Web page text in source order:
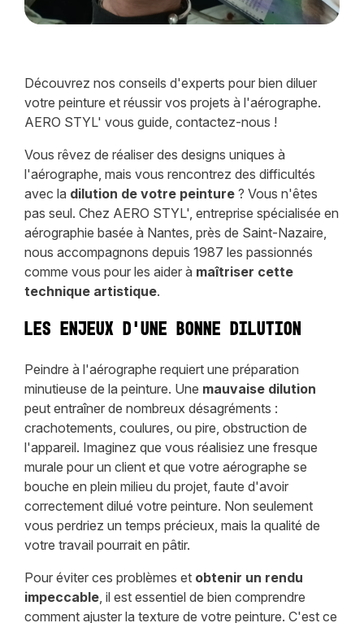
Découvrez nos conseils d'experts pour bien diluer
votre peinture et réussir vos projets à l'aérographe.
AERO STYL' vous guide, contactez-nous !
Vous rêvez de réaliser des designs uniques à
l'aérographe, mais vous rencontrez des difficultés
avec la dilution de votre peinture? Vous n'êtes
pas seul. Chez AERO STYL', entreprise spécialisée en
aérographie basée à Nantes, près de Saint-Nazaire,
nous accompagnons depuis 1987 les passionnés
comme vous pour les aider à maîtriser cette
technique artistique.
Les enjeux d'une bonne dilution
Peindre à l'aérographe requiert une préparation
minutieuse de la peinture. Une mauvaise dilution
peut entraîner de nombreux désagréments :
crachotements, coulures, ou pire, obstruction de
l'appareil. Imaginez que vous réalisiez une fresque
murale pour un client et que votre aérographe se
bouche en plein milieu du projet, faute d'avoir
correctement dilué votre peinture. Non seulement
vous perdriez un temps précieux, mais la qualité de
votre travail pourrait en pâtir.
Pour éviter ces problèmes et obtenir un rendu
impeccable, il est essentiel de bien comprendre
comment ajuster la texture de votre peinture. C'est ce